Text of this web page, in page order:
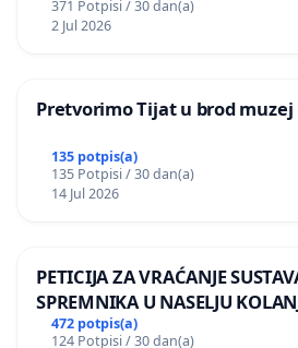
371 Potpisi / 30 dan(a)
2 Jul 2026
Pretvorimo Tijat u brod
135 potpis(a)
135 Potpisi / 30 dan(a)
14 Jul 2026
PETICIJA ZA VRAĆANJE
SPREMNIKA U NASELJU
472 potpis(a)
124 Potpisi / 30 dan(a)